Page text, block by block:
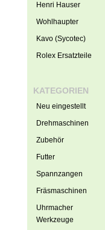
Henri Hauser
Wohlhaupter
Kavo (Sycotec)
Rolex Ersatzteile
KATEGORIEN
Neu eingestellt
Drehmaschinen
Zubehör
Futter
Spannzangen
Fräsmaschinen
Uhrmacher
Werkzeuge